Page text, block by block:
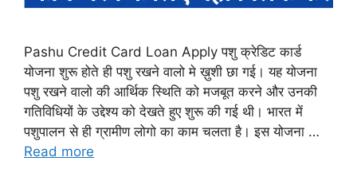
Pashu Credit Card Loan Apply पशु क्रेडिट कार्ड
योजना शुरू होते ही पशु रखने वालो मे ख़ुशी छा गई। यह योजना
पशु रखने वालो की आर्थिक स्थिति को मजबूत करने और उनकी
गतिविधियों के उद्देश्य को देखते हुए शुरू की गई थी। भारत में
पशुपालन से ही ग्रामीण लोगो का काम चलता है। इस योजना …
Read more